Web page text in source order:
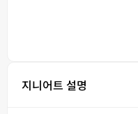
지니어트 설명